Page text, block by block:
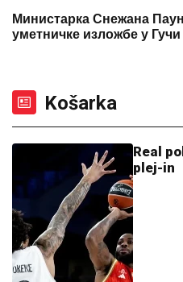
Министарка Снежана
уметничке изложбе у Гучи
Košarka
Real
plej-in